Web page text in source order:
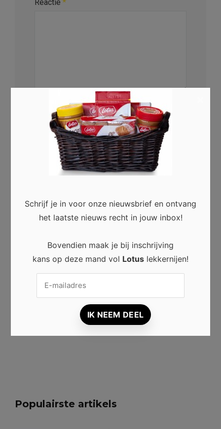
Reactie *
*
*
Mijn naam, e-mailadres en website
opslaan in deze browser voor de volgende
Populairste artikels
Schrijf je in voor onze nieuwsbrief en ontvang
het laatste nieuws recht in jouw inbox!
Bovendien maak je bij inschrijving
kans op deze mand vol Lotus lekkernijen!